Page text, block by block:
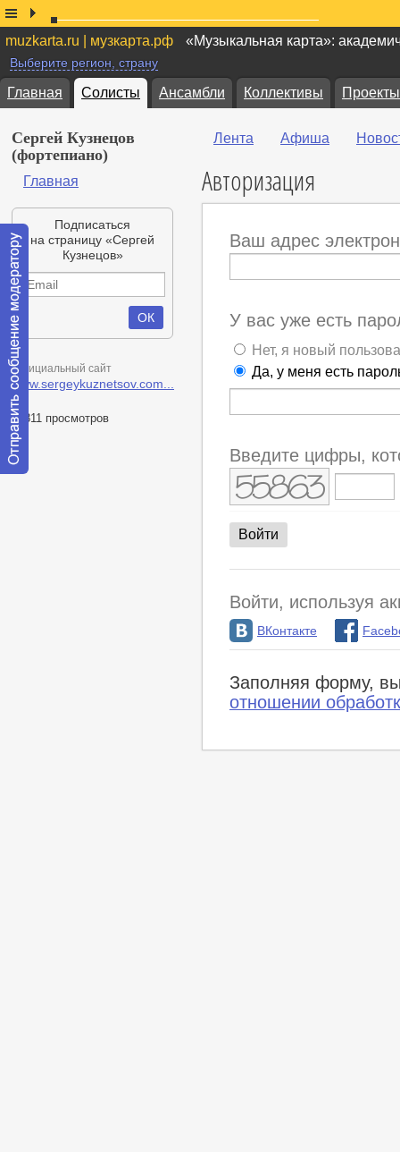
muzkarta.ru | музкарта.рф «Музыкальная карта»:
Выберите регион, страну
Главная Солисты Ансамбли Коллективы Проекты
Сергей Кузнецов
(фортепиано)
Главная
Подписаться
на страницу «Сергей
Кузнецов»
Официальный сайт
www.sergeykuznetsov.com...
38811 просмотров
Лента Афиша
Авторизация
Ваш адрес
У вас уже есть
Нет, я новый
Да, у меня есть
Введите цифры,
Войти, используя
ВКонтакте
Заполняя форму,
отношении